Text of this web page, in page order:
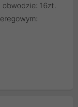
16zt.